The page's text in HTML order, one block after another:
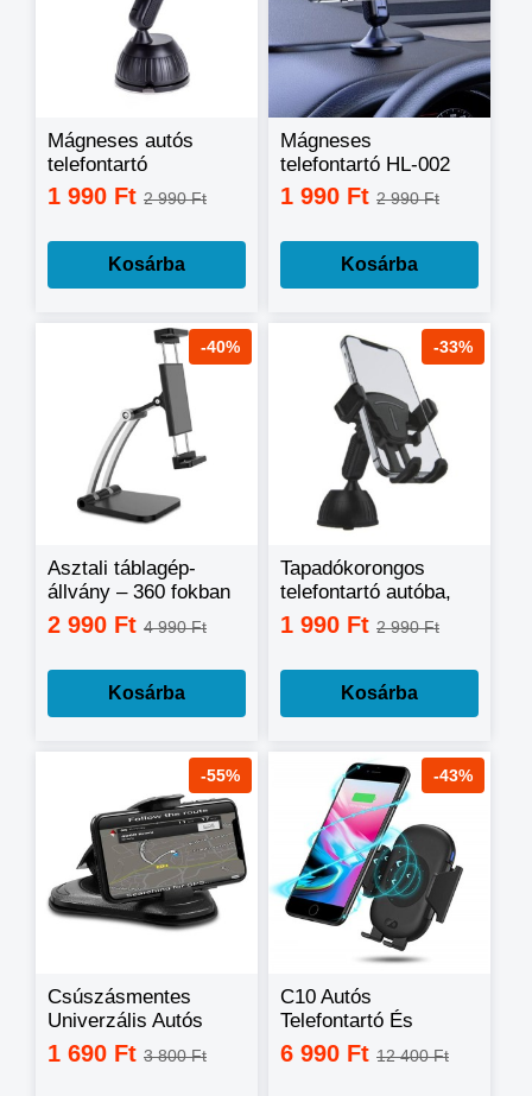
Mágneses autós
telefontartó
tapadókorongos HL-
007
1 990 Ft 2 990 Ft
Kosárba
Mágneses
telefontartó HL-002
1 990 Ft 2 990 Ft
Kosárba
-40%
Asztali táblagép-
állvány – 360 fokban
forgatható HL-019
2 990 Ft 4 990 Ft
Kosárba
-33%
Tapadókorongos
telefontartó autóba,
gravitációs HL-030
1 990 Ft 2 990 Ft
Kosárba
-55%
Csúszásmentes
Univerzális Autós
Telefontartó
1 690 Ft 3 800 Ft
-43%
C10 Autós
Telefontartó És
Vezeték Nélküli
Töltő Infravörös
6 990 Ft 12 400 Ft